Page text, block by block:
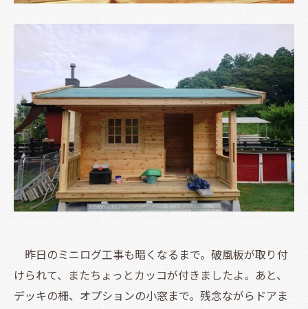
昨日のミニログ工事も暗くなるまで。破風板が取り付
けられて、またちょっとカッコが付きましたよ。あと、
デッキの柵、オプションの小窓まで。残念ながらドアま